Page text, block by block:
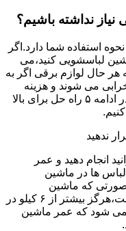
نیاز نداشته باشیم؟
استفاده شما دارد.اگر
لباسشویی کنید،می
هر حال لوازم برقی اگر به
می شوند و هزینه
تعمیر زیادی را برای شما ایجاد می کنند.در ادامه ۵ راه حل برای بالا
ندهید
انجام دهید و عمر
ها در ماشین
که ماشین
لباسشویی شما دارای ظرفیت ۶ کیلو است،هرگز بیشتر از ۶ کیلو در
می شود که عمر ماشین